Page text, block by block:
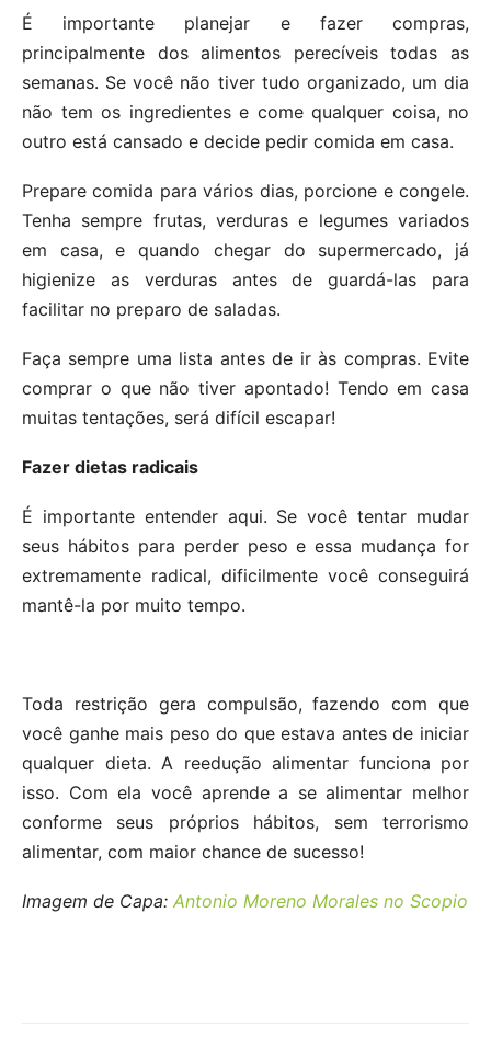
É importante planejar e fazer compras,
principalmente dos alimentos perecíveis todas as
semanas. Se você não tiver tudo organizado, um dia
não tem os ingredientes e come qualquer coisa, no
outro está cansado e decide pedir comida em casa.
Prepare comida para vários dias, porcione e congele.
Tenha sempre frutas, verduras e legumes variados
em casa, e quando chegar do supermercado, já
higienize as verduras antes de guardá-las para
facilitar no preparo de saladas.
Faça sempre uma lista antes de ir às compras. Evite
comprar o que não tiver apontado! Tendo em casa
muitas tentações, será difícil escapar!
Fazer dietas radicais
É importante entender aqui. Se você tentar mudar
seus hábitos para perder peso e essa mudança for
extremamente radical, dificilmente você conseguirá
mantê-la por muito tempo.
Toda restrição gera compulsão, fazendo com que
você ganhe mais peso do que estava antes de iniciar
qualquer dieta. A reedução alimentar funciona por
isso. Com ela você aprende a se alimentar melhor
conforme seus próprios hábitos, sem terrorismo
alimentar, com maior chance de sucesso!
Imagem de Capa: Antonio Moreno Morales no Scopio